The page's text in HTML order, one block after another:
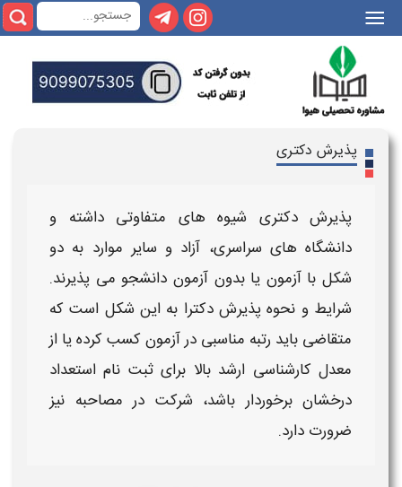
|||
پذیرش دکتری
پذیرش دکتری شیوه های متفاوتی داشته و
دانشگاه های سراسری، آزاد و سایر موارد به دو
شکل با آزمون یا بدون آزمون دانشجو می پذیرند.
شرایط و نحوه پذیرش دکترا به این شکل است که
متقاضی باید رتبه مناسبی در آزمون کسب کرده یا از
معدل کارشناسی ارشد بالا برای ثبت نام استعداد
درخشان برخوردار باشد، شرکت در مصاحبه نیز
ضرورت دارد.